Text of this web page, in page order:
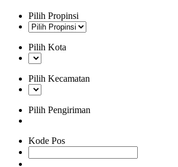
Pilih Propinsi
Pilih Kota
Pilih Kecamatan
Pilih Pengiriman
Kode Pos